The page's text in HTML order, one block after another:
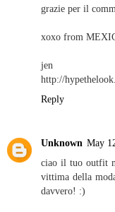
grazie per il
xoxo from
jen
http://
Reply
Unknown May
ciao il tuo outfit
vittima della
davvero! :)